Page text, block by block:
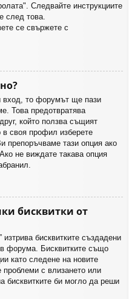
Следвайте инструкциите
след това.
се свържете с
вход, то форумът ще пази
Това предотвратява
който ползва същият
своя профил изберете
препоръчваме тази опция ако
не виждате такава опция
бисквитки от
бисквитките създадени
форума. Бисквитките също
като следене на новите
с влизането или
бисквитките би могло да реши